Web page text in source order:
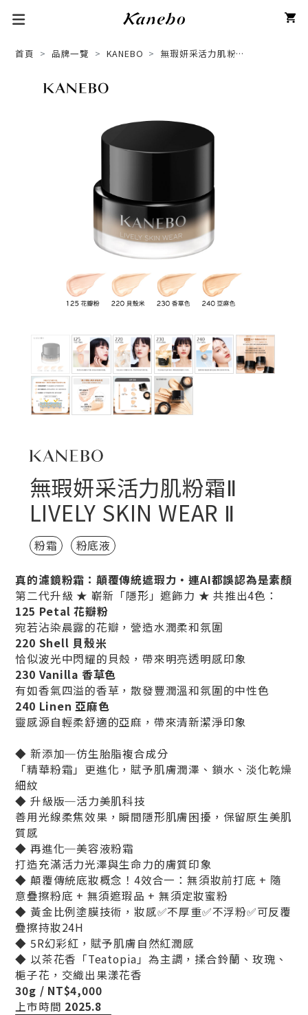
首頁 品牌一覽 KANEBO
無瑕妍采活力肌粉霜Ⅱ
無瑕妍采活力肌粉霜Ⅱ
LIVELY SKIN WEAR Ⅱ
粉霜 粉底液
真的濾鏡粉霜：顛覆傳統遮瑕力‧連AI都誤認為是素顏
第二代升級 ★ 嶄新「隱形」遮飾力 ★ 共推出4色：
125 Petal 花瓣粉
宛若沾染晨露的花瓣，營造水潤柔和氛圍
220 Shell 貝殼米
恰似波光中閃耀的貝殼，帶來明亮透明感印象
230 Vanilla 香草色
有如香氣四溢的香草，散發豐潤溫和氛圍的中性色
240 Linen 亞麻色
靈感源自輕柔舒適的亞麻，帶來清新潔淨印象
◆ 新添加─仿生胎脂複合成分
「精華粉霜」更進化，賦予肌膚潤澤、鎖水、淡化乾燥
細紋
◆ 升級版─活力美肌科技
善用光線柔焦效果，瞬間隱形肌膚困擾，保留原生美肌
質感
◆ 再進化─美容液粉霜
打造充滿活力光澤與生命力的膚質印象
◆ 顛覆傳統底妝概念！4效合一：無須妝前打底 + 隨
意疊擦粉底 + 無須遮瑕品 + 無須定妝蜜粉
◆ 黃金比例塗膜技術，妝感✅不厚重✅不浮粉✅可反覆
疊擦持妝24H
◆ 5R幻彩紅，賦予肌膚自然紅潤感
◆ 以茶花香「Teatopia」為主調，揉合鈴蘭、玫瑰、
梔子花，交織出果漾花香
30g / NT$4,000
上市時間 2025.8